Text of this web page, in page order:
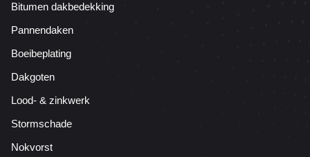
Bitumen dakbedekking
Pannendaken
Boeibeplating
Dakgoten
Lood- & zinkwerk
Stormschade
Nokvorst